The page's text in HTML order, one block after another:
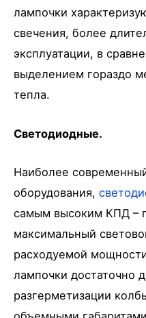
лампочки
свечения, более
эксплуатации, в
выделением гораздо
тепла.
Светодиодные.
Наиболее
оборудования,
самым высоким КПД –
максимальный
расходуемой
лампочки достаточно
разгерметизации